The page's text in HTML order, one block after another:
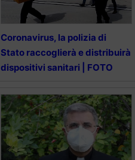
Coronavirus, la polizia di
Stato raccoglierà e distribuirà
dispositivi sanitari | FOTO